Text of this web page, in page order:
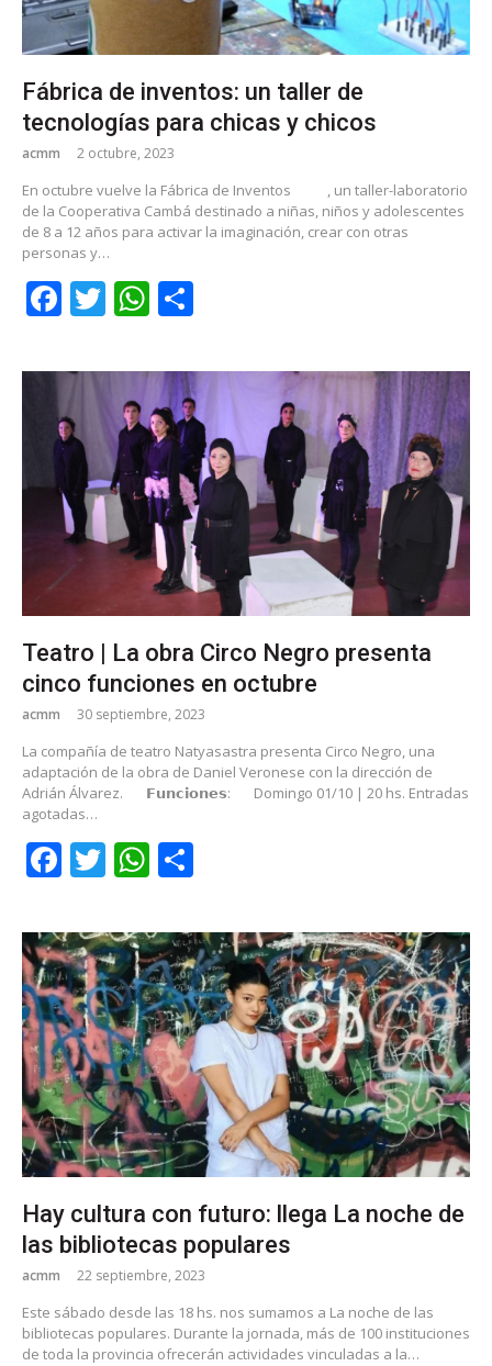
Fábrica de inventos: un taller de
tecnologías para chicas y chicos
acmm 2 octubre, 2023
En octubre vuelve la Fábrica de Inventos
, un taller-laboratorio
de la Cooperativa Cambá destinado a niñas, niños y adolescentes
de 8 a 12 años para activar la imaginación, crear con otras
personas y…
Facebook
TwitterWhatsApp
Teatro | La obra Circo Negro presenta
cinco funciones en octubre
acmm 30 septiembre, 2023
La compañía de teatro Natyasastra presenta Circo Negro, una
adaptación de la obra de Daniel Veronese con la dirección de
Adrián Álvarez.
𝗙𝘂𝗻𝗰𝗶𝗼𝗻𝗲𝘀:
Domingo 01/10 | 20 hs. Entradas
agotadas…
Facebook
TwitterWhatsApp
Hay cultura con futuro: llega La noche de
las bibliotecas populares
acmm 22 septiembre, 2023
Este sábado desde las 18 hs. nos sumamos a La noche de las
bibliotecas populares. Durante la jornada, más de 100 instituciones
de toda la provincia ofrecerán actividades vinculadas a la…